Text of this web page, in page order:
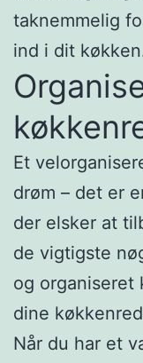
taknemmelig
ind i dit
Et
drøm – det er
der elsker at
de vigtigste
og organiseret
dine
Når du har et